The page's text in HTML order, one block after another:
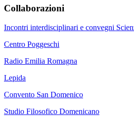
Collaborazioni
Incontri interdisciplinari e convegni
Centro Poggeschi
Radio Emilia Romagna
Lepida
Convento San Domenico
Studio Filosofico Domenicano